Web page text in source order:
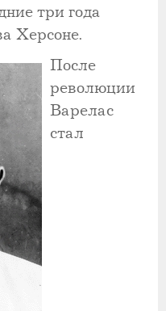
три года
Херсоне.
После
революции
Варелас
стал